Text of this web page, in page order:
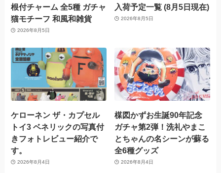
根付チャーム 全5種 ガチャ
猫モチーフ 和風和雑貨
2026年8月5日
入荷予定一覧 (8月5日現在)
2026年8月5日
ケローネン ザ・カプセル
トイ3 ベネリックの写真付
きフォトレビュー紹介で
す。
2026年8月4日
楳図かずお生誕90年記念
ガチャ第2弾！洗礼やまこ
とちゃんの名シーンが蘇る
全6種グッズ
2026年8月4日